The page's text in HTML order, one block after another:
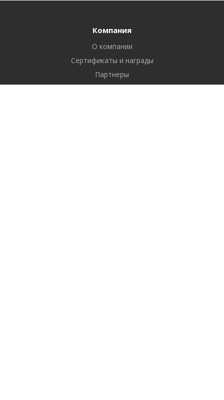
Компания
О компании
Сертификаты и награды
Партнеры